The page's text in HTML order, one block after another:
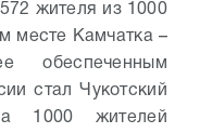
жителя из 1000
месте Камчатка –
стал Чукотский
1000 жителей